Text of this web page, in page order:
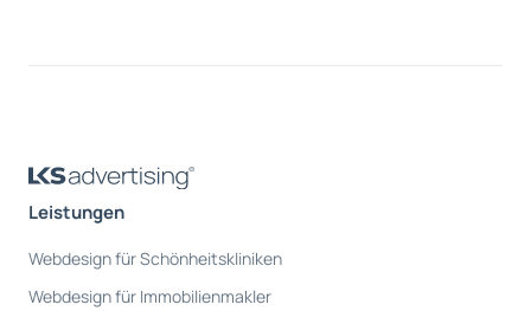
Leistungen
Webdesign für Schönheitskliniken
Webdesign für Immobilienmakler